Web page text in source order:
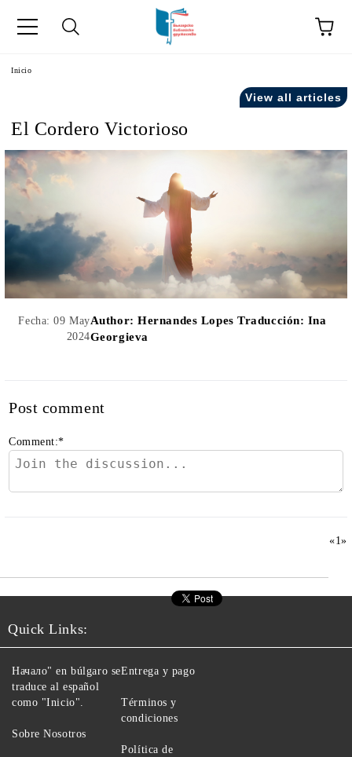
Inicio
View all articles
El Cordero Victorioso
Fecha: 09 May
2024
Author: Hernandes Lopes Traducción: Ina
Georgieva
Post comment
Comment:*
«1»
Quick Links:
Начало" en búlgaro se
traduce al español
como "Inicio".
Sobre Nosotros
Entrega y pago
Términos y
condiciones
Política de